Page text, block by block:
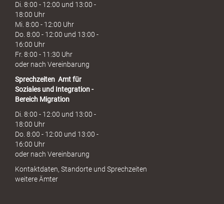
Di. 8:00 - 12:00 und 13:00 -
18:00 Uhr
Mi. 8:00 - 12:00 Uhr
Do. 8:00 - 12:00 und 13:00 -
16:00 Uhr
Fr. 8:00 - 11:30 Uhr
oder nach Vereinbarung
Sprechzeiten Amt für
Soziales und Integration -
Bereich Migration
Di. 8:00 - 12:00 und 13:00 -
18:00 Uhr
Do. 8:00 - 12:00 und 13:00 -
16:00 Uhr
oder nach Vereinbarung
Kontaktdaten, Standorte und Sprechzeiten
weitere Ämter